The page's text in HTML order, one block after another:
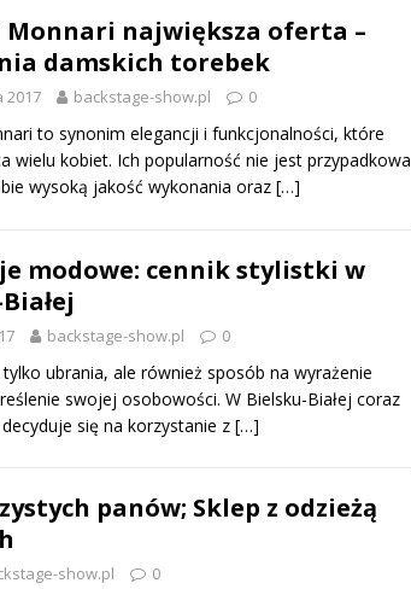
Monnari największa oferta –
damskich torebek
2017 backstage-show.pl 0
to synonim elegancji i funkcjonalności, które
wielu kobiet. Ich popularność nie jest przypadkowa
wysoką jakość wykonania oraz […]
modowe: cennik stylistki w
backstage-show.pl 0
ubrania, ale również sposób na wyrażenie
swojej osobowości. W Bielsku-Białej coraz
się na korzystanie z […]
panów; Sklep z odzieżą
show.pl 0